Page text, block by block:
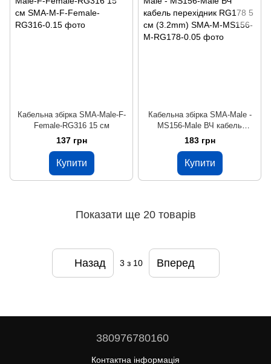
Кабельна збірка SMA-Male-F-
Female-RG316 15 см
137 грн
Купити
Кабельна збірка SMA-Male -
MS156-Male ВЧ кабель
перехідник RG178 5 см
(3.2mm)
183 грн
Купити
Показати ще 20 товарів
Назад 3 з 10 Вперед
380976780160
Контактна інформація